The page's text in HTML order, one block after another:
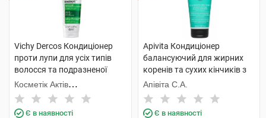
Vichy Dercos Кондиціонер
проти лупи для усіх типів
волосся та подразненої
шкіри 200 мл 1 флакон
Косметік Актів
Інтернаціональ
Є в наявності
Apivita Кондиціонер
балансуючий для жирних
коренів та сухих кінчиків з
кропивою та прополісом 150
мл 1 туба
Апівіта С.А.
Є в наявності